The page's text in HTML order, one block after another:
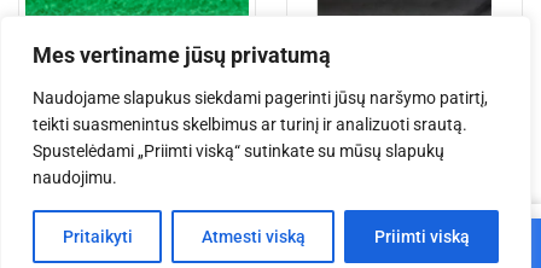
Mes vertiname jūsų privatumą
Naudojame slapukus siekdami pagerinti jūsų naršymo patirtį,
teikti suasmenintus skelbimus ar turinį ir analizuoti srautą.
Spustelėdami „Priimti viską“ sutinkate su mūsų slapukų
naudojimu.
Pritaikyti Atmesti viską Priimti viską
Akustinis sceninis audinys
Molton 300 g/m² žalias 15
Akustinis sceninis audinys
Molton 300 g/m² juodas
9999
Į krepšelį